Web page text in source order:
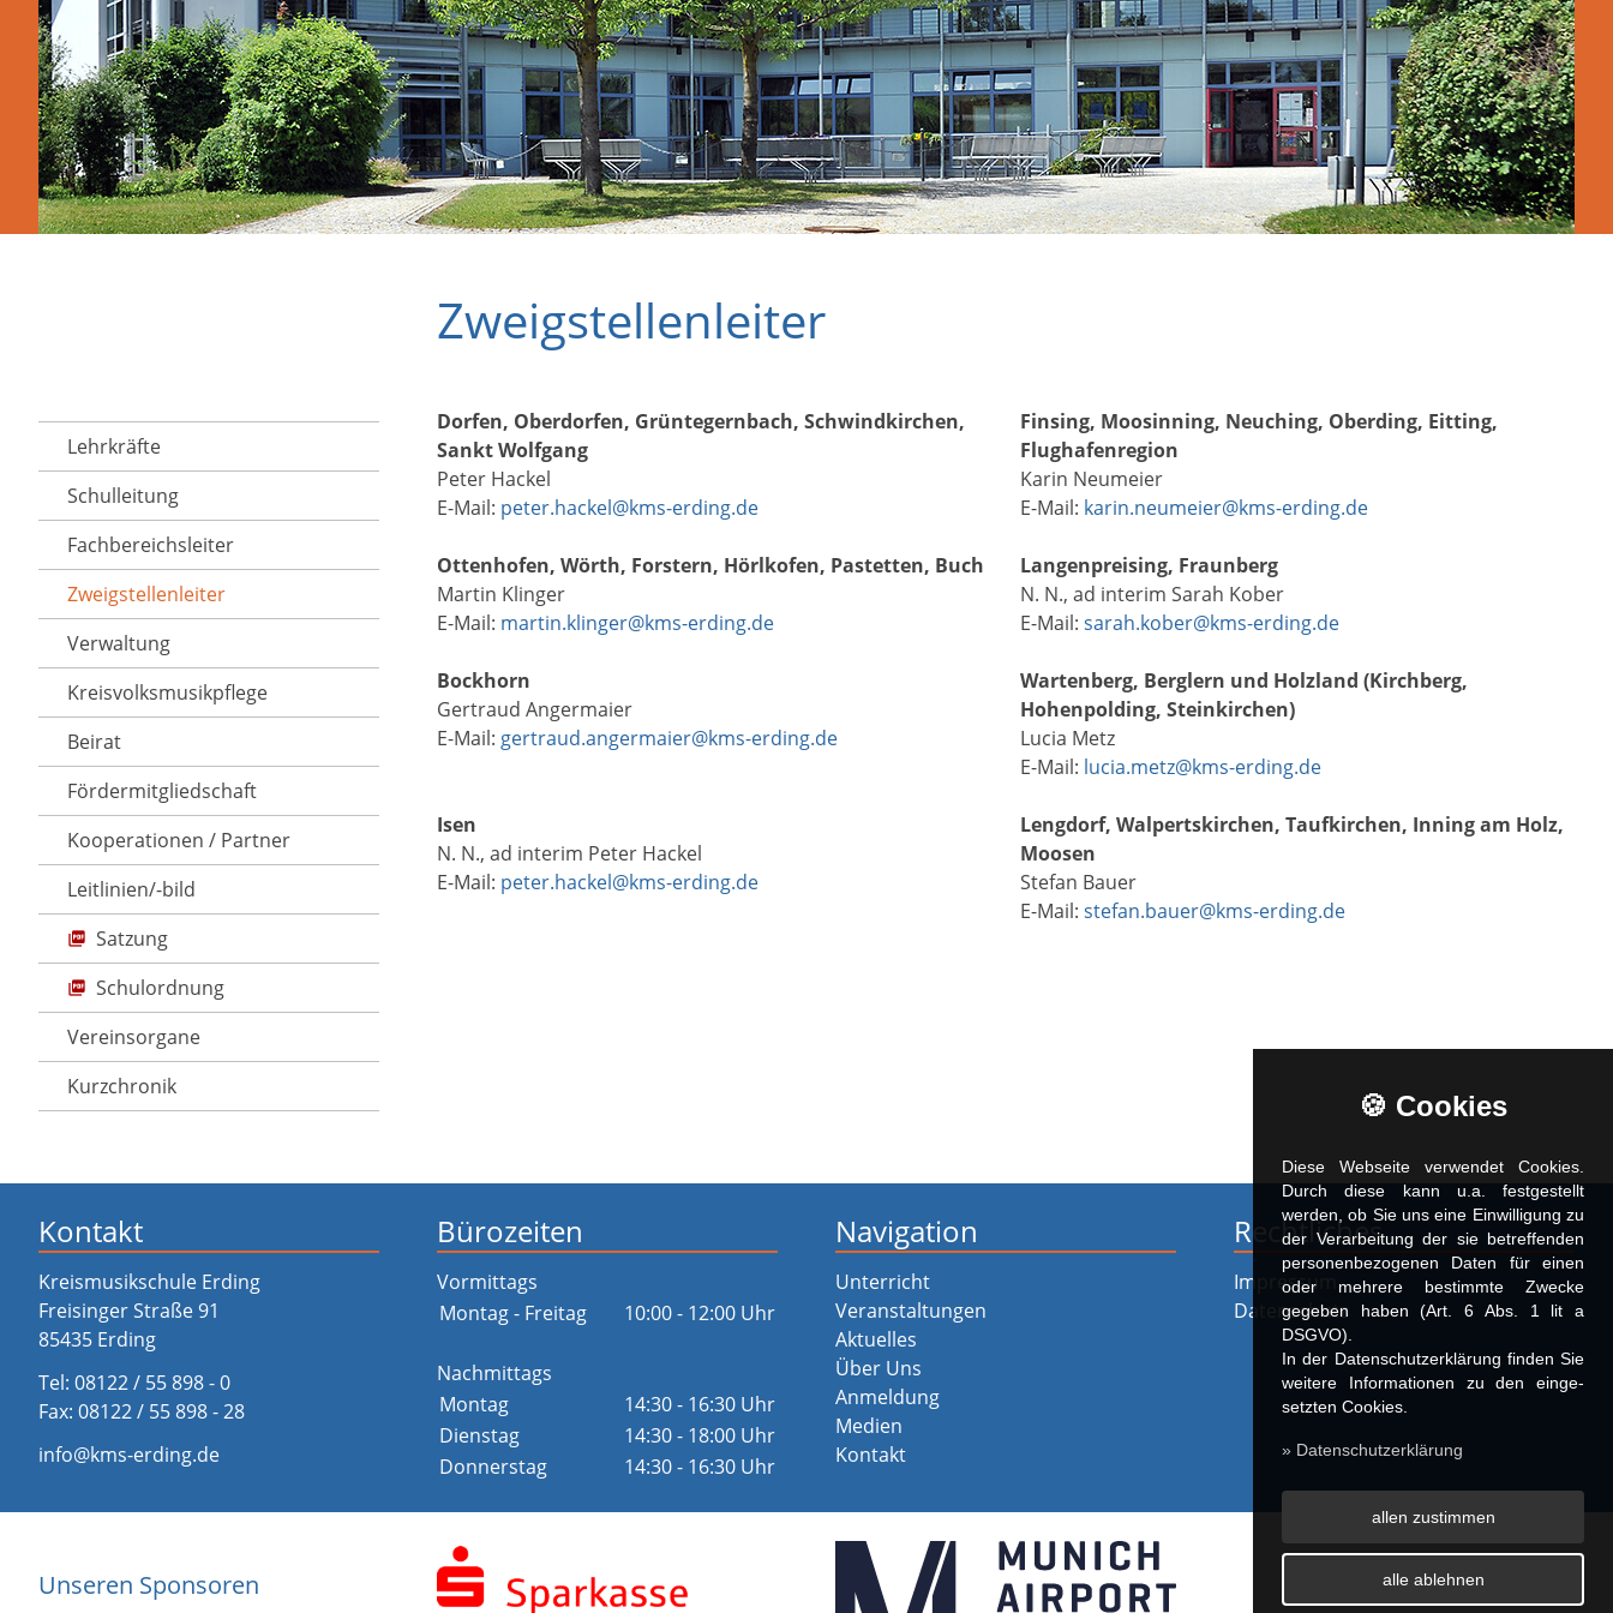
Zweigstellen­leiter
Lehrkräfte
Schulleitung
Fachbereichsleiter
Zweigstellenleiter
Verwaltung
Kreisvolksmusikpflege
Beirat
Fördermitgliedschaft
Kooperationen / Partner
Leitlinien/-bild
Satzung
Schulordnung
Vereinsorgane
Kurzchronik
Dorfen, Oberdorfen, Grüntegernbach, Schwindkirchen,
Sankt Wolfgang
Peter Hackel
E-Mail: peter.hackel@kms-erding.de
Finsing, Moosinning, Neuching, Oberding, Eitting,
Flughafenregion
Karin Neumeier
E-Mail: karin.neumeier@kms-erding.de
Ottenhofen, Wörth, Forstern, Hörlkofen, Pastetten, Buch
Martin Klinger
E-Mail: martin.klinger@kms-erding.de
Langenpreising, Fraunberg
N. N., ad interim Sarah Kober
E-Mail: sarah.kober@kms-erding.de
Bockhorn
Gertraud Angermaier
E-Mail: gertraud.angermaier@kms-erding.de
Wartenberg, Berglern und Holzland (Kirchberg,
Hohenpolding, Steinkirchen)
Lucia Metz
E-Mail: lucia.metz@kms-erding.de
Isen
N. N., ad interim Peter Hackel
E-Mail: peter.hackel@kms-erding.de
Lengdorf, Walpertskirchen, Taufkirchen, Inning am Holz,
Moosen
Stefan Bauer
E-Mail: stefan.bauer@kms-erding.de
Kontakt
Kreismusikschule Erding
Freisinger Straße 91
85435 Erding
Tel: 08122 / 55 898 - 0
Fax: 08122 / 55 898 - 28
info@kms-erding.de
Bürozeiten
Vormittags
Montag - Freitag
10:00 - 12:00 Uhr
Nachmittags
Montag
14:30 - 16:30 Uhr
Dienstag
14:30 - 18:00 Uhr
Donnerstag
14:30 - 16:30 Uhr
Navigation
Unterricht
Veranstaltungen
Aktuelles
Über Uns
Anmeldung
Medien
Kontakt
Rechtliches
Impressum
Datenschutz
Unseren Sponsoren
🍪 Cookies
Diese Webseite verwendet Cookies.
Durch diese kann u.a. fest­ge­stellt
werden, ob Sie uns eine Einwilligung zu
der Verarbeitung der sie betreffenden
personenbezogenen Daten für einen
oder mehrere bestimmte Zwecke
gegeben haben (Art. 6 Abs. 1 lit a
DSGVO).
In der Datenschutzerklärung finden Sie
weitere Informationen zu den ein­ge­
setz­ten Cookies.
» Datenschutzerklärung
allen zustimmen
alle ablehnen